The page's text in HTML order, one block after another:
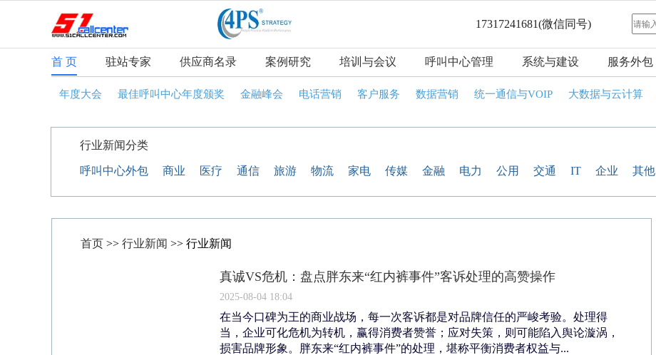
17317241681(微信同号)
首 页 驻站专家 供应商名录 案例研究 培训与会议 呼叫中心管理 系统与建设 服务外包
年度大会 最佳呼叫中心年度颁奖 金融峰会 电话营销 客户服务 数据营销 统一通信与VOIP 大数据与云计算
行业新闻分类
呼叫中心外包 商业 医疗 通信 旅游 物流 家电 传媒 金融 电力 公用 交通 IT 企业 其他
首页 >> 行业新闻 >> 行业新闻
真诚VS危机：盘点胖东来“红内裤事件”客诉处理的高赞操作
2025-08-04 18:04
在当今口碑为王的商业战场，每一次客诉都是对品牌信任的严峻考验。处理得
当，企业可化危机为转机，赢得消费者赞誉；应对失策，则可能陷入舆论漩涡，
损害品牌形象。胖东来“红内裤事件”的处理，堪称平衡消费者权益与...